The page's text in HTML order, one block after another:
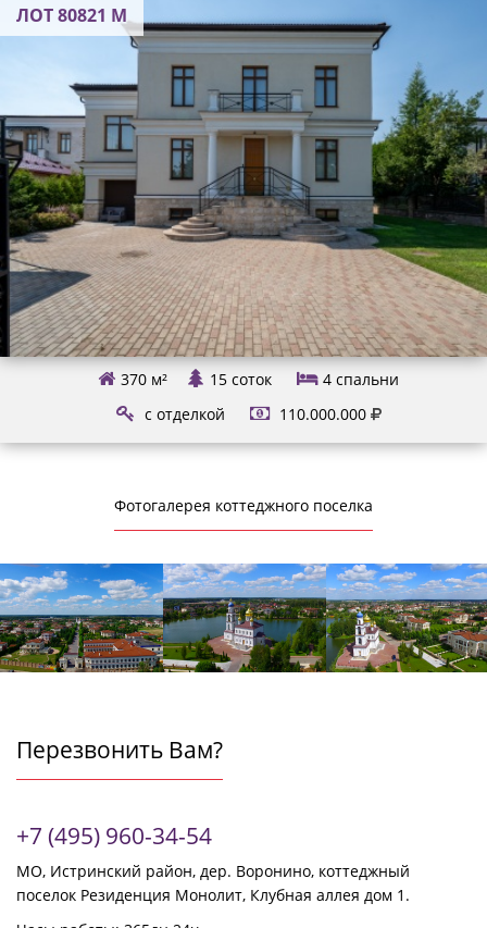
ЛОТ 80821 М
370 м² 15 соток 4 спальни
с отделкой
110.000.000
Фотогалерея коттеджного поселка
Перезвонить Вам?
+7 (495) 960-34-54
МО, Истринский район, дер. Воронино, коттеджный
поселок Резиденция Монолит, Клубная аллея дом 1.